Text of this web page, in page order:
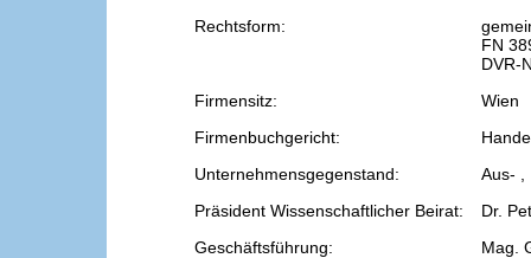
Rechtsform:
FN
DVR-
Firmensitz:
Wien
Firmenbuchgericht:
Unternehmensgegenstand:
Aus- ,
Präsident Wissenschaftlicher Beirat:
Dr.
Geschäftsführung:
Mag.